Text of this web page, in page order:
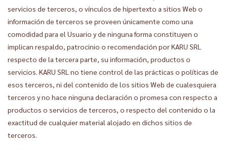
servicios de terceros, o vínculos de hipertexto a sitios Web o
información de terceros se proveen únicamente como una
comodidad para el Usuario y de ninguna forma constituyen o
implican respaldo, patrocinio o recomendación por KARU SRL
respecto de la tercera parte, su información, productos o
servicios. KARU SRL no tiene control de las prácticas o políticas de
esos terceros, ni del contenido de los sitios Web de cualesquiera
terceros y no hace ninguna declaración o promesa con respecto a
productos o servicios de terceros, o respecto del contenido o la
exactitud de cualquier material alojado en dichos sitios de
terceros.